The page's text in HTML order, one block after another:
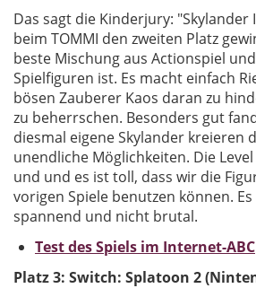
Das sagt die Kinderjury:
beim TOMMI den zweiten Platz
beste Mischung aus Actionspiel
Spielfiguren ist. Es macht einfach
bösen Zauberer Kaos daran zu
zu beherrschen. Besonders gut
diesmal eigene Skylander kreieren
unendliche Möglichkeiten. Die
und und es ist toll, dass wir die
vorigen Spiele benutzen können.
spannend und nicht brutal.
Test des Spiels im Internet-ABC
Platz 3: Switch: Splatoon 2